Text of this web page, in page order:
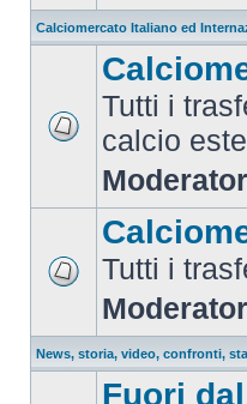
Calciomercato Italiano ed
Tutti i
calcio
Tutti i
News, storia, video, confronti,
Fuori